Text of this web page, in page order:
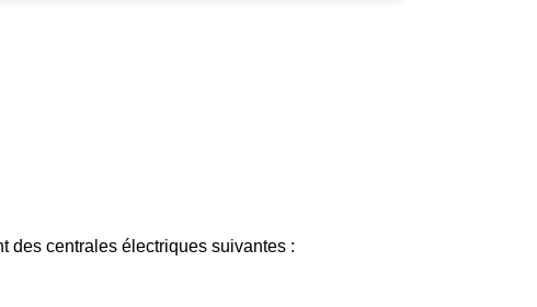
des centrales électriques suivantes :